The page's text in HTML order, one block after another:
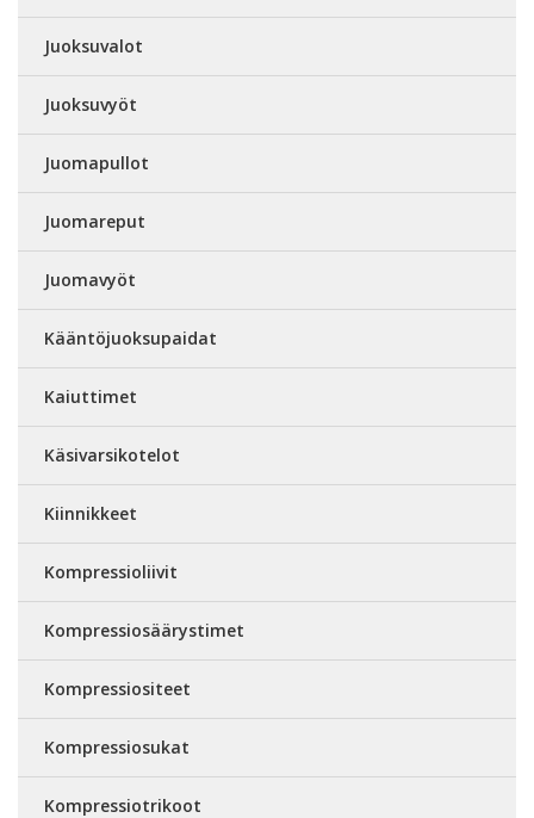
Juoksuvalot
Juoksuvyöt
Juomapullot
Juomareput
Juomavyöt
Kääntöjuoksupaidat
Kaiuttimet
Käsivarsikotelot
Kiinnikkeet
Kompressioliivit
Kompressiosäärystimet
Kompressiositeet
Kompressiosukat
Kompressiotrikoot